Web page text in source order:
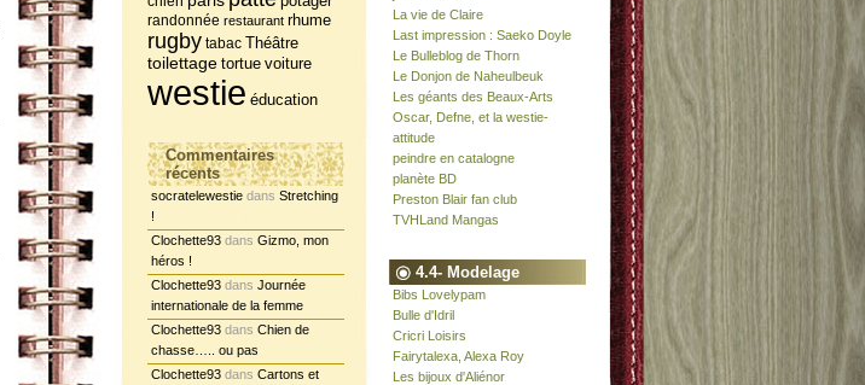
randonnée restaurant rhume
rugby tabac Théâtre
toilettage tortue voiture
westie éducation
Commentaires
récents
socratelewestie dans Stretching
!
Clochette93 dans Gizmo, mon
héros !
Clochette93 dans Journée
internationale de la femme
Clochette93 dans Chien de
chasse….. ou pas
Clochette93 dans Cartons et
La vie de Claire
Last impression : Saeko Doyle
Le Bulleblog de Thorn
Le Donjon de Naheulbeuk
Les géants des Beaux-Arts
Oscar, Defne, et la westie-
attitude
peindre en catalogne
planète BD
Preston Blair fan club
TVHLand Mangas
4.4- Modelage
Bibs Lovelypam
Bulle d'Idril
Cricri Loisirs
Fairytalexa, Alexa Roy
Les bijoux d'Aliénor